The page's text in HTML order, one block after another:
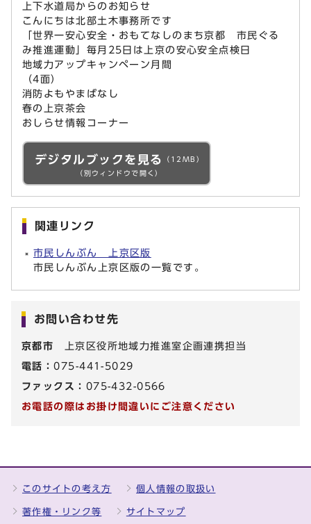
上下水道局からのお知らせ
こんにちは北部土木事務所です
「世界一安心安全・おもてなしのまち京都 市民ぐる
み推進運動」毎月25日は上京の安心安全点検日
地域力アップキャンペーン月間
（4面）
消防よもやまばなし
春の上京茶会
おしらせ情報コーナー
デジタルブックを見る
（12MB）
（別ウィンドウで開く）
関連リンク
市民しんぶん 上京区版
市民しんぶん上京区版の一覧です。
お問い合わせ先
京都市 上京区役所地域力推進室企画連携担当
電話：075-441-5029
ファックス： 075-432-0566
お電話の際はお掛け間違いにご注意ください
このサイトの考え方 個人情報の取扱い
著作権・リンク等 サイトマップ